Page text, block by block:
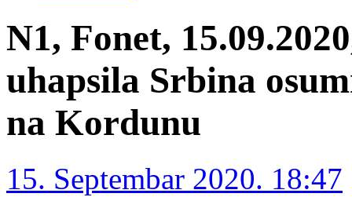
N1, Fonet,
uhapsila Srbina
na Kordunu
15. Septembar 2020. 18:47